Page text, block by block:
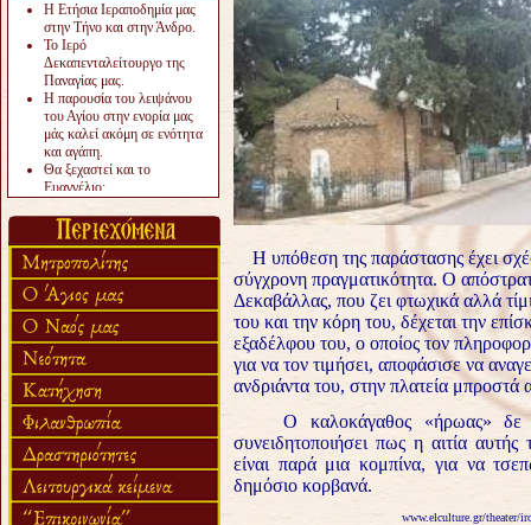
Η Ετήσια Ιεραποδημία μας
στην Τήνο και στην Άνδρο.
Το Ιερό
Δεκαπενταλείτουργο της
Παναγίας μας.
Η παρουσία του λειψάνου
του Αγίου στην ενορία μας
μάς καλεί ακόμη σε ενότητα
και αγάπη.
Θα ξεχαστεί και το
Ευαγγέλιο;
«πολύ αργά».
Ζητείται....
Η υπόθεση της παράστασης έχει
σύγχρονη πραγματικότητα. Ο
Δεκαβάλλας, που ζει φτωχικά αλλά
του και την κόρη του, δέχεται την
εξαδέλφου του, ο οποίος τον
για να τον τιμήσει, αποφάσισε να
ανδριάντα του, στην πλατεία μπροστά
Ο καλοκάγαθος «ήρωας» δε
συνειδητοποιήσει πως η αιτία αυτής
είναι παρά μια κομπίνα, για να
δημόσιο κορβανά.
www.elculture.gr/theater/